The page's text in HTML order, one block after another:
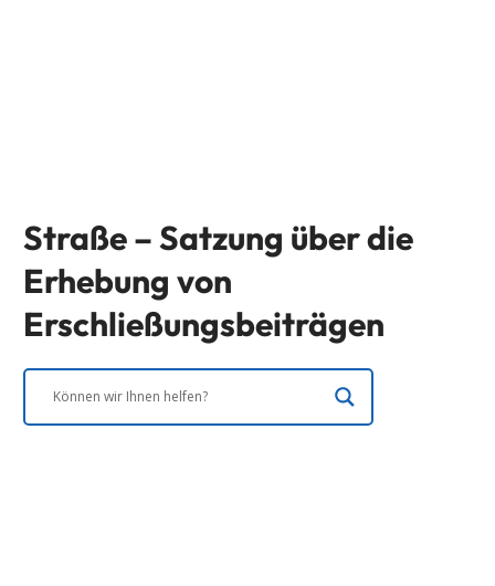
Straße – Satzung über die
Erhebung von
Erschließungsbeiträgen